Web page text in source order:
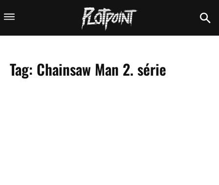
Tag: Chainsaw Man 2. série